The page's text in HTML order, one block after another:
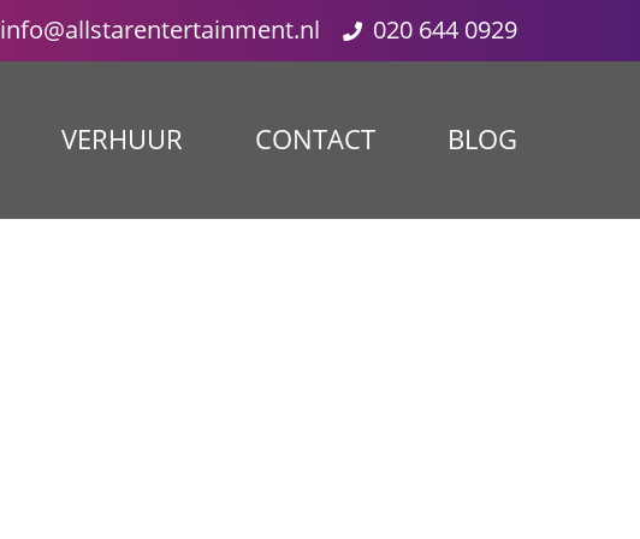
info@allstarentertainment.nl 020 644 0929
VERHUUR CONTACT BLOG